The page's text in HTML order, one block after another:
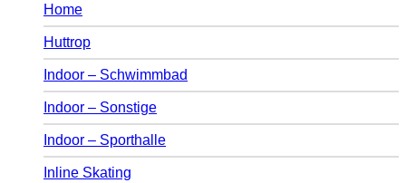
Home
Huttrop
Indoor – Schwimmbad
Indoor – Sonstige
Indoor – Sporthalle
Inline Skating